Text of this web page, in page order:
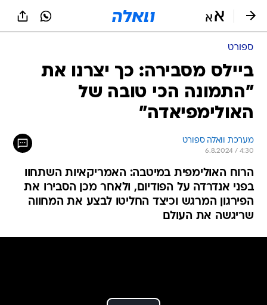
ספורט
ביילס מסבירה: כך יצרנו את
"התמונה הכי טובה של
האולימפיאדה"
מערכת וואלה ספורט
6.8.2024 / 4:30
הרוח האולימפית במיטבה: האמריקאיות השתחוו
בפני אנדרדה על הפודיום, ולאחר מכן הסבירו את
הפירגון המרגש וכיצד החליטו לבצע את המחווה
שריגשה את העולם